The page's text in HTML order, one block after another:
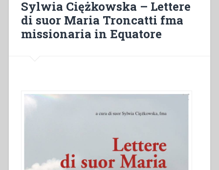
Sylwia Ciężkowska – Lettere
di suor Maria Troncatti fma
missionaria in Equatore